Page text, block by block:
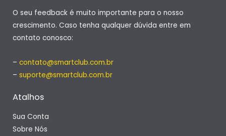
O seu feedback é muito importante para o nosso
crescimento. Caso tenha qualquer dúvida entre em
contato conosco:
– contato@smartclub.com.br
– suporte@smartclub.com.br
Atalhos
Sua Conta
Sobre Nós